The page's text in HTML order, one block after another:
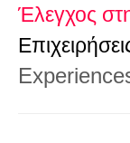
Έλεγχος